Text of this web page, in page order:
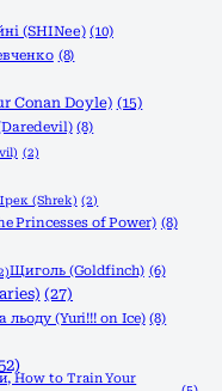
(SHINee) (10)
(8)
Conan Doyle) (15)
(8)
(2)
(Shrek) (2)
Princesses of Power) (8)
Щиголь (Goldfinch) (6)
(27)
льоду (Yuri!!! on Ice) (8)
How to Train Your